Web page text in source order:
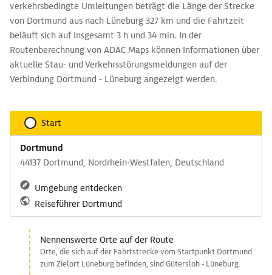
verkehrsbedingte Umleitungen beträgt die Länge der Strecke
von Dortmund aus nach Lüneburg 327 km und die Fahrtzeit
beläuft sich auf insgesamt 3 h und 34 min. In der
Routenberechnung von ADAC Maps können Informationen über
aktuelle Stau- und Verkehrsstörungsmeldungen auf der
Verbindung Dortmund - Lüneburg angezeigt werden.
Start
Dortmund
44137 Dortmund, Nordrhein-Westfalen, Deutschland
Umgebung entdecken
Reiseführer Dortmund
Nennenswerte Orte auf der Route
Orte, die sich auf der Fahrtstrecke vom Startpunkt Dortmund
zum Zielort Lüneburg befinden, sind Gütersloh - Lüneburg.